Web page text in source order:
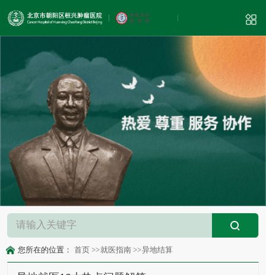
您所在的位置： 首页 >>就医指南 >>异地结算